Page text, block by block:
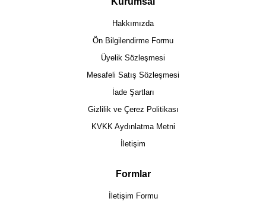
Hakkımızda
Ön Bilgilendirme Formu
Üyelik Sözleşmesi
Mesafeli Satış Sözleşmesi
İade Şartları
Gizlilik ve Çerez Politikası
KVKK Aydınlatma Metni
İletişim
Formlar
İletişim Formu